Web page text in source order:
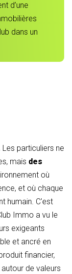
d’une
dans un
Les particuliers ne
mais des
où
et où chaque
humain. C'est
Immo a vu le
exigeants
et ancré en
financier,
autour de valeurs